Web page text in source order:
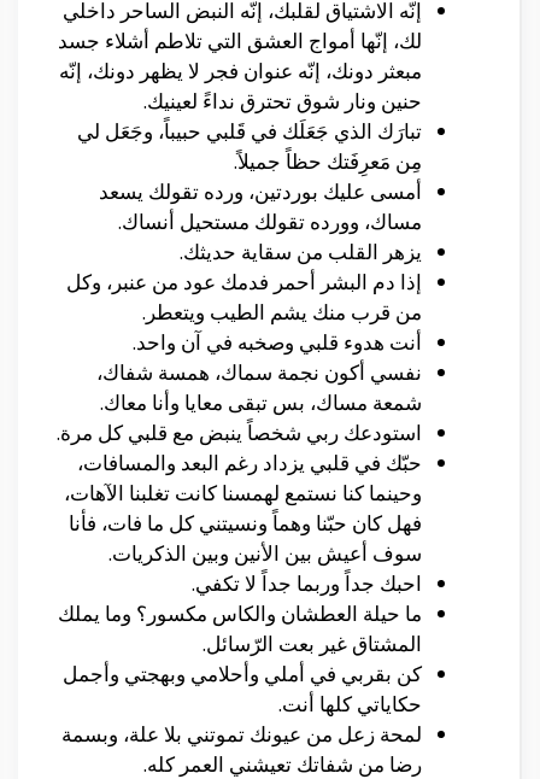
إنّه الاشتياق لقلبك، إنّه النبض الساحر داخلي
لك، إنّها أمواج العشق التي تلاطم أشلاء جسد
مبعثر دونك، إنّه عنوان فجر لا يظهر دونك، إنّه
حنين ونار شوق تحترق نداءً لعينيك.
تبارَك الذي جَعَلَك في قَلبي حبيباً، وجَعَل لي
مِن مَعرِفَتك حظاً جميلاً.
أمسى عليك بوردتين، ورده تقولك يسعد
مساك، وورده تقولك مستحيل أنساك.
يزهر القلب من سقاية حديثك.
إذا دم البشر أحمر فدمك عود من عنبر، وكل
من قرب منك يشم الطيب ويتعطر.
أنت هدوء قلبي وصخبه في آن واحد.
نفسي أكون نجمة سماك، همسة شفاك،
شمعة مساك، بس تبقى معايا وأنا معاك.
استودعك ربي شخصاً ينبض مع قلبي كل مرة.
حبّك في قلبي يزداد رغم البعد والمسافات،
وحينما كنا نستمع لهمسنا كانت تغلبنا الآهات،
فهل كان حبّنا وهماً ونسيتني كل ما فات، فأنا
سوف أعيش بين الأنين وبين الذكريات.
احبك جداً وربما جداً لا تكفي.
ما حيلة العطشان والكاس مكسور؟ وما يملك
المشتاق غير بعت الرّسائل.
كن بقربي في أملي وأحلامي وبهجتي وأجمل
حكاياتي كلها أنت.
لمحة زعل من عيونك تموتني بلا علة، وبسمة
رضا من شفاتك تعيشني العمر كله.